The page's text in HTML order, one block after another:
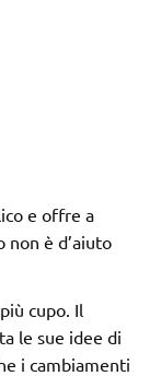
e offre a
non è d’aiuto
cupo. Il
le sue idee di
i cambiamenti